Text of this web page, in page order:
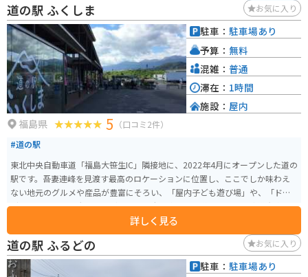
道の駅 ふくしま お気に入り
福島県 5 （口コミ2件）
#道の駅
東北中央自動車道「福島大笹生IC」隣接地に、2022年4月にオープンした道の
駅です。吾妻連峰を見渡す最高のロケーションに位置し、ここでしか味わえ
ない地元のグルメや産品が豊富にそろい、「屋内子ども遊び場」や、「ドッ
グラン」を備えた大人も子どもも、愛犬も楽しめる道の駅です。防災倉庫や
耐震性貯水槽、太陽光発電を完備しおり、バイオマス発電による電力を使用
するなど、防災面を意識した環境にも優しい道の駅です。
詳しく見る
駐車： 駐車場あり
予算： 無料
混雑： 普通
滞在： 1時間
施設： 屋内
道の駅 ふるどの お気に入り
駐車： 駐車場あり